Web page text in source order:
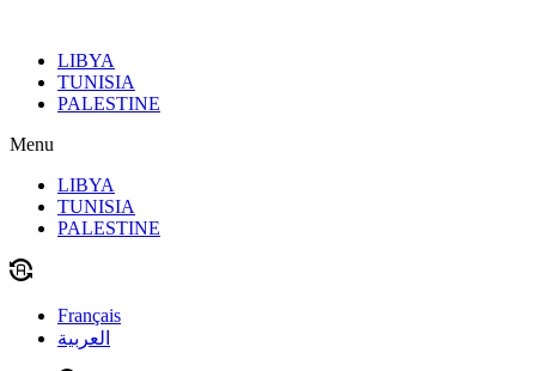
contenuLIBYA
TUNISIA
PALESTINE
Menu
LIBYA
TUNISIA
PALESTINE
Français
العربية